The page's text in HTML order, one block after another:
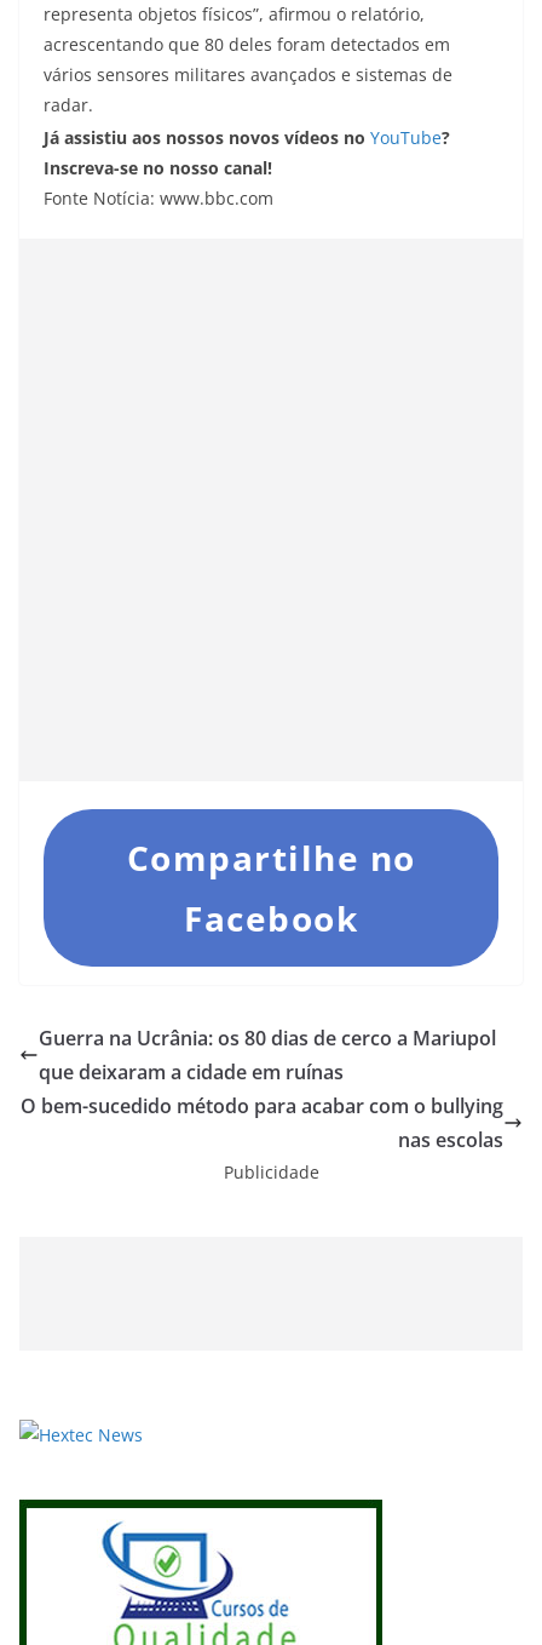
representa objetos físicos”, afirmou o relatório,
acrescentando que 80 deles foram detectados em
vários sensores militares avançados e sistemas de
radar.
Já assistiu aos nossos novos vídeos no YouTube?
Inscreva-se no nosso canal!
Fonte Notícia: www.bbc.com
Compartilhe no
Facebook
Guerra na Ucrânia: os 80 dias de cerco a Mariupol
que deixaram a cidade em ruínas
O bem-sucedido método para acabar com o bullying
nas escolas
Publicidade